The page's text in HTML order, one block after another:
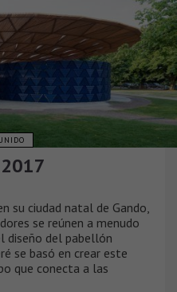
su ciudad natal de Gando,
se reúnen a menudo
diseño del pabellón
se basó en crear este
que conecta a las